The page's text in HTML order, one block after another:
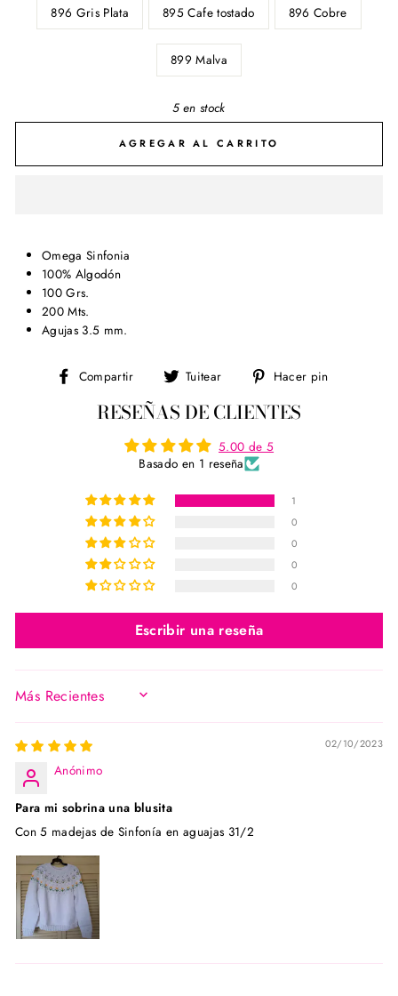
896 Gris Plata 895 Cafe tostado 896 Cobre
899 Malva
5 en stock
AGREGAR AL CARRITO
Omega Sinfonia
100% Algodón
100 Grs.
200 Mts.
Agujas 3.5 mm.
Compartir
Compartir
Facebook
Tuitear
Tuitear
Twitter
Hacer pin
RESEÑAS DE CLIENTES
5.00 de 5
Basado en 1 reseña
1
0
0
0
0
Escribir una reseña
SORT BY
02/10/2023
Anónimo
Para mi sobrina una blusita
Con 5 madejas de Sinfonía en aguajas 31/2